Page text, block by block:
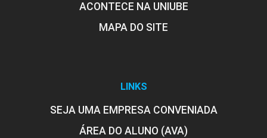
ACONTECE NA UNIUBE
MAPA DO SITE
LINKS
SEJA UMA EMPRESA CONVENIADA
ÁREA DO ALUNO (AVA)